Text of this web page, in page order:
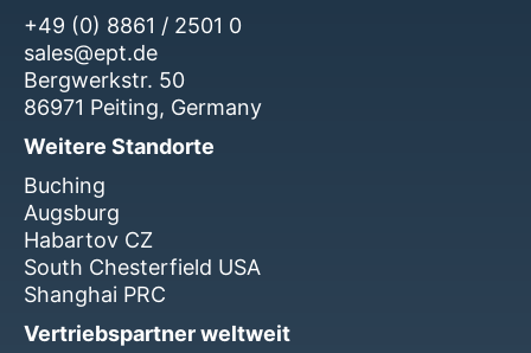
+49 (0) 8861 / 2501 0
sales@ept.de
Bergwerkstr. 50
86971 Peiting, Germany
Weitere Standorte
Buching
Augsburg
Habartov CZ
South Chesterfield USA
Shanghai PRC
Vertriebspartner weltweit